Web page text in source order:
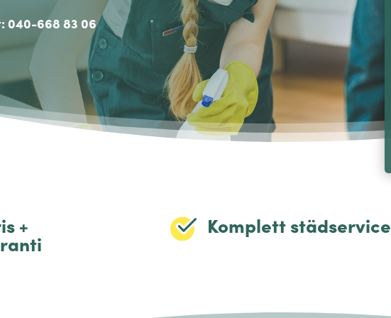
040-668 83 06
+ Komplett städservice